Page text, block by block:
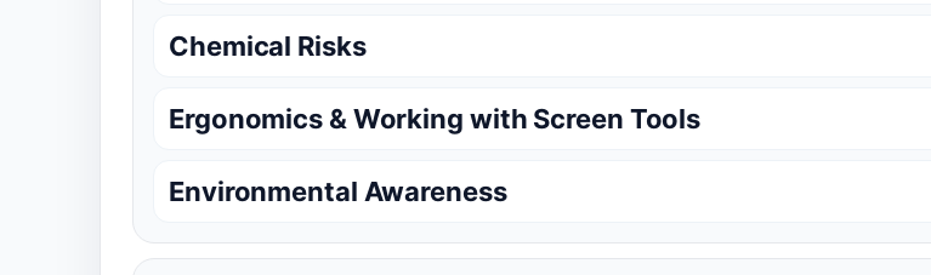
Chemical Risks
Ergonomics & Working with Screen Tools
Environmental Awareness